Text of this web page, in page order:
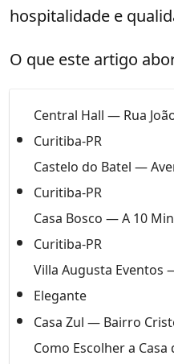
hospitalidade e
O que este artigo
Central Hall — Rua
Curitiba-PR
Castelo do Batel —
Curitiba-PR
Casa Bosco — A 10
Curitiba-PR
Villa Augusta Eventos
Elegante
Casa Zul — Bairro
Como Escolher a